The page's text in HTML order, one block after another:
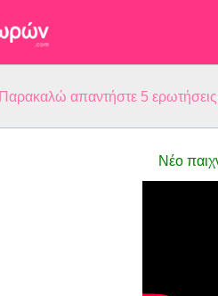
Παρακαλώ απαντήστε 5
Νέο